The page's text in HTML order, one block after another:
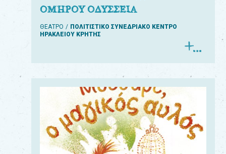
ΟΜΗΡΟΥ ΟΔΥΣΣΕΙΑ
ΘΕΑΤΡΟ
ΠΟΛΙΤΙΣΤΙΚΟ ΣΥΝΕΔΡΙΑΚΟ ΚΕΝΤΡΟ
ΗΡΑΚΛΕΙΟΥ ΚΡΗΤΗΣ